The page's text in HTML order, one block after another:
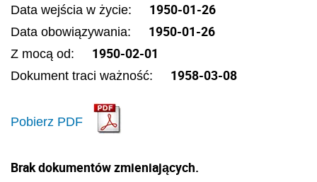
Data wejścia w życie: 1950-01-26
Data obowiązywania: 1950-01-26
Z mocą od: 1950-02-01
Dokument traci ważność: 1958-03-08
Pobierz PDF
Brak dokumentów zmieniających.